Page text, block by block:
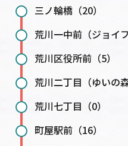
三ノ輪橋（20）
荒川一中前（ジョイ
荒川区役所前（5）
荒川二丁目（ゆいの
荒川七丁目（0）
町屋駅前（16）